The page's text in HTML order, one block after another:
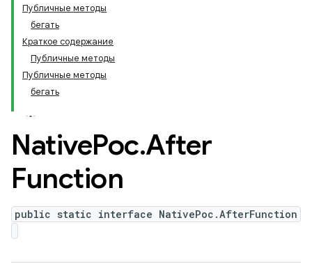
Публичные методы
бегать
Краткое содержание
Публичные методы
Публичные методы
бегать
NativePoc.After
Function
public static interface NativePoc.AfterFunction